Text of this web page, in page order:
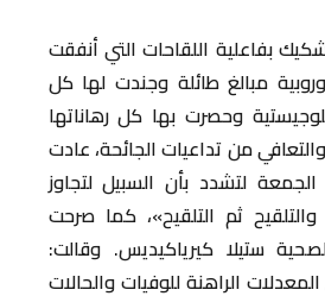
بفاعلية اللقاحات التي أنفقت
مبالغ طائلة وجندت لها كل
وحصرت بها كل رهاناتها
من تداعيات الجائحة، عادت
الجمعة لتشدد بأن السبيل لتجاوز
ثم التلقيح»، كما صرحت
ستيلا كيرياكيديس. وقالت:
الراهنة للوفيات والحالات